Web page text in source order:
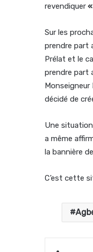
revendiquer
Sur les
prendre part
Prélat et le
prendre part
décidé de
Une
a même
la bannière
C’est cette